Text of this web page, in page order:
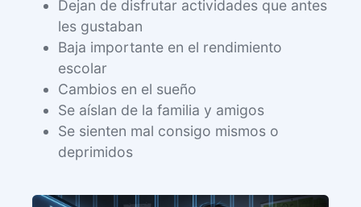
Dejan de disfrutar actividades que antes
les gustaban
Baja importante en el rendimiento
escolar
Cambios en el sueño
Se aíslan de la familia y amigos
Se sienten mal consigo mismos o
deprimidos